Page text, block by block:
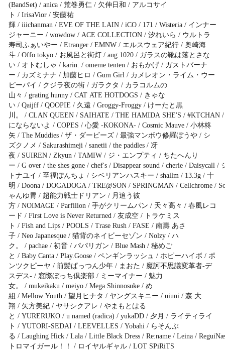
(BandSet) / anica / 荒巻勇仁 / 欠伸日和 / アルコサイ
ト / IrisaVior / 安藤祐
輝 / iiichanman / EVE OF THE LAIN / iCO / 171 / Wisteria / インナー
ジャーニー / wowdow / ACE COLLECTION / 汐れいら / ウルトラ
寿司ふぁいやー / Etranger / EMNW / エルスウェア紀行 / 奥崎海
斗 / Offo tokyo / お風呂と街灯 / aug.1020 / ガラスの靴は落とさな
い / オトむしゃ / karin. / omeme tenten / おもかげ / ガストバーナ
ー / カズミナナ / 加藤ヒロ / Gum Girl / カメレオン・ライム・ウー
ピーパイ / クジラ夜の街 / ガラクタ / カラコルムの
山々 / grating hunny / CAT ATE HOTDOGS / きゃな
い / Qaijff / QOOPIE / 久遠 / Groggy-Froggy / けーたと黒
川。 / CLAN QUEEN / SAIHATE / THE HAMIDA SHE'S / #KTCHAN
にならないよ / COPES / 心愛 -KOKONA- / Cosmic Mauve / 小林柊
矢 / The Muddies / ザ・ダービーズ / 最強マンボウ修羅ぼうや / シ
ズクノメ / Sakurashimeji / sanetii / the paddles / 冴
夜 / SUIREN / Ƶkyun / TAMIW / ジ・エンプティ / ちたへんり
ー / G over / the shes gone / chef's / Disappear sound / cherie / Daisycall /
トナユイ / 至福ぽんちょ / シベリアンハスキー / shallm / 13.3g / 十
明 / Doona / DOGADOGA / TRE@SON / SPRINGMAN / Cellchrome /
ゃんゆ胃 / 超能力戦士ドリアン / 月追う彼
方 / NOIMAGE / Parfilion / 手がクリームパン / 天々高々 / 春風レコ
ード / First Love is Never Returned / 友成空 / トラケミス
ト / Fish and Lips / POOLS / Trase Rush / FASE / 南壽 あさ
子 / Neo Japanesque / 猫背のネイビーセゾン / Nolzy / ハ
ク。 / pachae / 初音 / パパリガン / Blue Mash / 秘めご
と / Baby Canta / Play.Goose / ペンギンラッシュ / ホピーハイボ / ポ
ンツクピーヤ / 前髪ぱっつん少年 / まおた / 魔訶不思議変革者-デ
スデス- / 窓際ぼっち倶楽部 / ミーマイナー / 魅力
女。 / mukeikaku / meiyo / Mega Shinnosuke / め
組 / Mellow Youth / 望月ヒナタ / ヤングスキニー / uiuni / 森 大
翔 / 矢方美紀 / ヤサシクアレ / やまもとはる
と / YURERUKO / u named (radica) / yukaDD / 夕月 / ライティライ
ト / YUTORI-SEDAI / LEEVELLES / Yobahi / らそんぶ
る / Laughing Hick / Lala / Little Black Dress / Re:name / Leina /
トロマイガール！！ / ロイヤルギャル / LOT SPiRiTS